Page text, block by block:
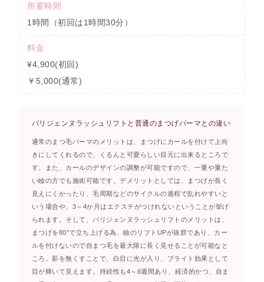
所要時間
1時間（初回は1時間30分）
料金
¥4,900(初回)
￥5,000(通常)
パリジェンヌラッシュリフトと普通のまつげパーマとの違い
通常のまつ毛パーマのメリットは、まつげにカールを付けて上向
きにしてくれるので、くるんと可愛らしい目元に出来るところで
す。また、カールのデザインの調整が可能ですので、一重や重た
い瞼の方でも施術可能です。デメリットとしては、まつげが長く
見えにくかったり、毛周期などのサイクルの過程で乱れやすいと
いう場合や、3～4か月はエクステがつけれないということが挙げ
られます。そして、パリジェンヌラッシュリフトのメリットは、
まつげを80°で立ち上げる為、瞼のリフトUPが抜群であり、カー
ルを付けないので自まつ毛を最大限に長く見せることが可能なと
ころ。影を無くすことで、白目に光が入り、ブライト効果として
目が輝いて見えます。持続性も4～6週間あり、経済的かつ、自ま